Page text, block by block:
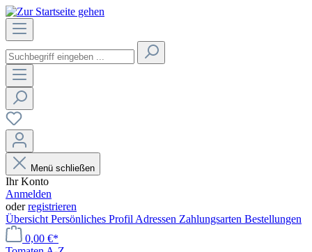
Menü schließen
Ihr Konto
Anmelden
oderregistrieren
Übersicht Persönliches Profil Adressen Zahlungsarten Bestellungen
0,00 €*